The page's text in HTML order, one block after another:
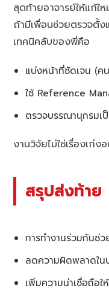
สุดท้ายอาจารย์ให้แก้ใ
ถ้ามีเพื่อนช่วยตรวจตั้ง
เทคนิคลับของพี่คือ
แบ่งหน้าที่ชัดเจน (
ใช้ Reference
ตรวจบรรณานุกรมเ
งานวิจัยไม่ใช่เรื่องเก่
สรุปส่งท้าย
การทำงานร่วมกันช่
ลดความผิดพลาดใน
เพิ่มความน่าเชื่อถือใ